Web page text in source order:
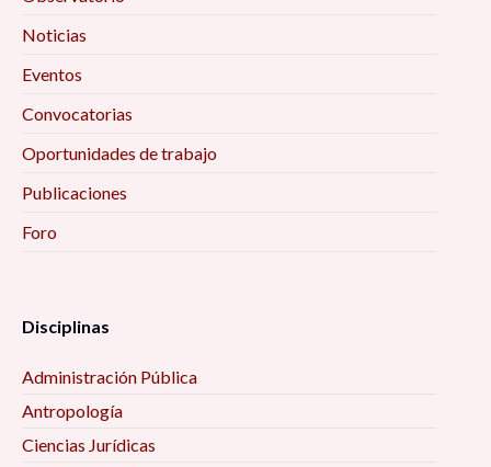
Noticias
Eventos
Convocatorias
Oportunidades de trabajo
Publicaciones
Foro
Disciplinas
Administración Pública
Antropología
Ciencias Jurídicas